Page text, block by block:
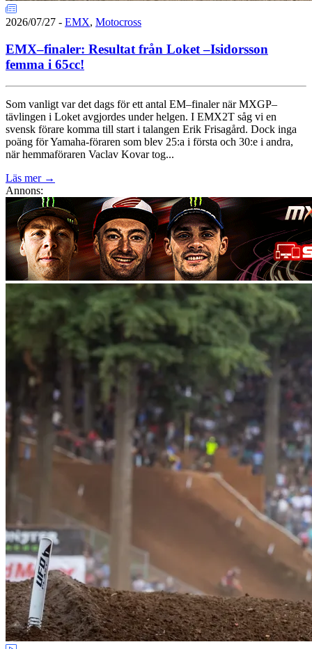
2026/07/27 - EMX, Motocross
EMX–finaler: Resultat från Loket –Isidorsson
femma i 65cc!
Som vanligt var det dags för ett antal EM–finaler när MXGP–
tävlingen i Loket avgjordes under helgen. I EMX2T såg vi en
svensk förare komma till start i talangen Erik Frisagård. Dock inga
poäng för Yamaha-föraren som blev 25:a i första och 30:e i andra,
när hemmaföraren Vaclav Kovar tog...
Läs mer →
Annons: